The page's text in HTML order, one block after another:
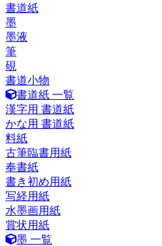
書道紙
墨
墨液
筆
硯
書道小物
書道紙 一覧
漢字用 書道紙
かな用 書道紙
料紙
古筆臨書用紙
奉書紙
書き初め用紙
写経用紙
水墨画用紙
賞状用紙
墨 一覧